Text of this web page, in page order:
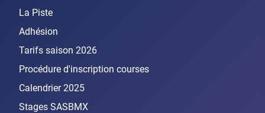
La Piste
Adhésion
Tarifs saison 2026
Procédure d'inscription courses
Calendrier 2025
Stages SASBMX